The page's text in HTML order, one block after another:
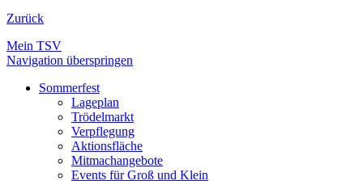
Zurück
Mein TSV
Navigation überspringen
Sommerfest
Lageplan
Trödelmarkt
Verpflegung
Aktionsfläche
Mitmachangebote
Events für Groß und Klein